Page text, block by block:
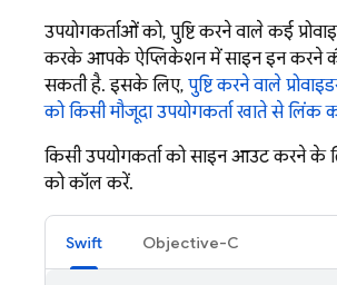
उपयोगकर्ताओं को, पुष्टि करने वाले कई
करके आपके ऐप्लिकेशन में साइन इन करने
सकती है. इसके लिए, पुष्टि करने वाले
को किसी मौजूदा उपयोगकर्ता खाते से लिंक
किसी उपयोगकर्ता को साइन आउट करने के
को कॉल करें.
Swift Objective-C